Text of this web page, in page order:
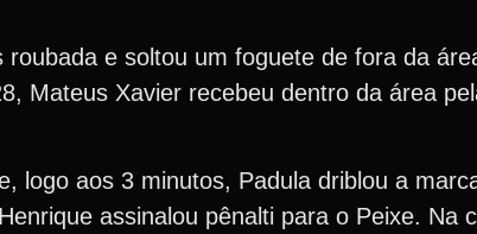
e soltou um foguete de fora da
Mateus Xavier recebeu dentro da área
logo aos 3 minutos, Padula driblou a
assinalou pênalti para o Peixe. Na